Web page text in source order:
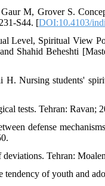
M, Grover S.
S44. [DOI:10.4103/
Level, Spiritual View
Shahid Beheshti
Nursing students'
tests. Tehran: Ravan;
defense
Tehran:
of youth and